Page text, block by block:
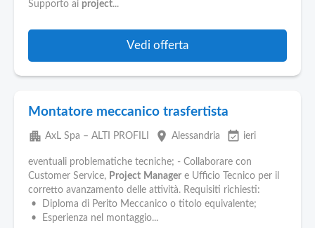
Supporto ai project...
Vedi offerta
Montatore meccanico trasfertista
apartment AxL Spa – ALTI PROFILI place Alessandria event_available ieri
eventuali problematiche tecniche; - Collaborare con
Customer Service, Project Manager e Ufficio Tecnico per il
corretto avanzamento delle attività. Requisiti richiesti:
• Diploma di Perito Meccanico o titolo equivalente;
• Esperienza nel montaggio...